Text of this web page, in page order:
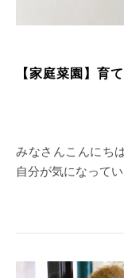
【家庭菜園】育
みなさんこんにちは、みなみです。 家庭菜園を始める際、
自分が気になって